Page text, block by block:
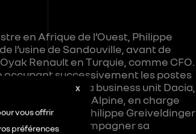
en Afrique de l’Ouest, Philippe
l’usine de Sandouville, avant de
Renault en Turquie, comme CFO.
occupant successivement les postes
la création de la business unit Dacia,
la marque Alpine, en charge
En mars 2025, Philippe Greiveldinger
pour accompagner sa
X
vous offrir
préférences